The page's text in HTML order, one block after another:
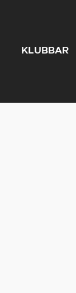
KLUBBAR